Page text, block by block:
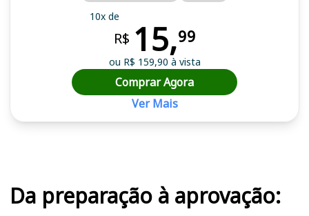
10x de
R$ 15,99
ou R$ 159,90 à vista
Comprar Agora
Ver Mais
Da preparação à aprovação: